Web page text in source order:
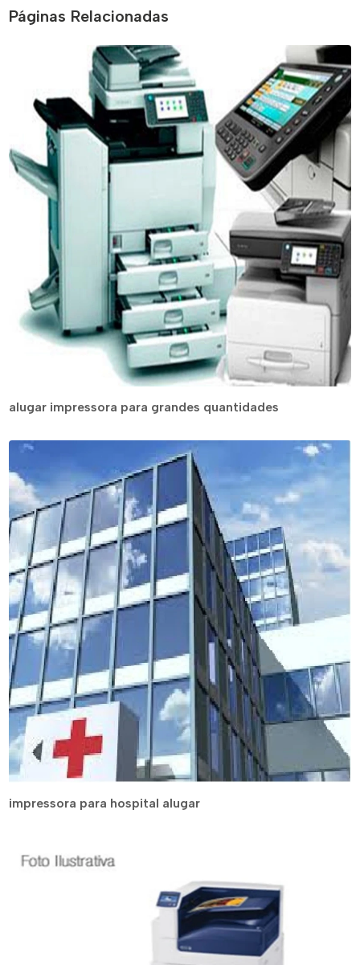
Páginas Relacionadas
alugar impressora para grandes quantidades
impressora para hospital alugar